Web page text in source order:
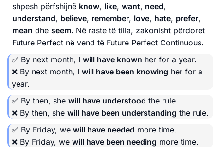
shpesh përfshijnë know, like, want, need,
understand, believe, remember, love, hate, prefer,
mean dhe seem. Në raste të tilla, zakonisht përdoret
Future Perfect në vend të Future Perfect Continuous.
✅ By next month, I will have known her for a year.
❌ By next month, I will have been knowing her for a
year.
✅ By then, she will have understood the rule.
❌ By then, she will have been understanding the rule.
✅ By Friday, we will have needed more time.
❌ By Friday, we will have been needing more time.